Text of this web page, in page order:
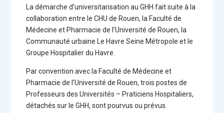
La démarche d’universitarisation au GHH fait suite à la
collaboration entre le CHU de Rouen, la Faculté de
Médecine et Pharmacie de l’Université de Rouen, la
Communauté urbaine Le Havre Seine Métropole et le
Groupe Hospitalier du Havre.
Par convention avec la Faculté de Médecine et
Pharmacie de l’Université de Rouen, trois postes de
Professeurs des Universités – Praticiens Hospitaliers,
détachés sur le GHH, sont pourvus ou prévus.